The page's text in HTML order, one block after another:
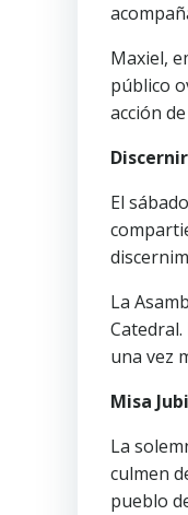
Maxiel,
público
acción
El
La
una vez
Misa
La
culmen
pueblo